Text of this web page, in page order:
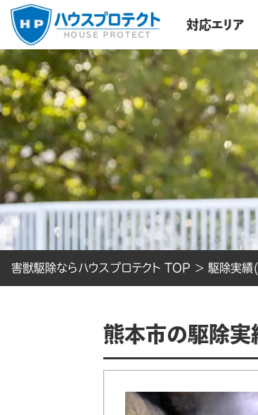
対応エリア
害獣駆除ならハウスプロテクト TOP > 駆除実績
熊本市の駆除実